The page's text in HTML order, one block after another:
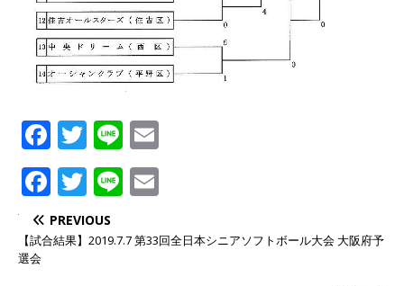
F
a
c
e
b
T
w
it
t
er
Li
n
e
F
a
c
T
w
it
Li
e
ai
PREVIOUS
【試合結果】2019.7.7 第33回全日本シニアソフトボール大会 大阪府予
選会